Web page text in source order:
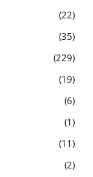
22
35
229
19
6
1
11
2